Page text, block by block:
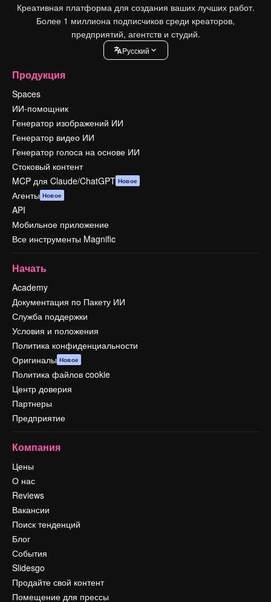
Креативная платформа для создания ваших лучших работ.
Более 1 миллиона подписчиков среди креаторов,
предприятий, агентств и студий.
Pусский
Продукция
Spaces
ИИ-помощник
Генератор изображений ИИ
Генератор видео ИИ
Генератор голоса на основе ИИ
Стоковый контент
MCP для Claude/ChatGPT Новое
Агенты Новое
API
Мобильное приложение
Все инструменты Magnific
Начать
Academy
Документация по Пакету ИИ
Служба поддержки
Условия и положения
Политика конфиденциальности
Оригиналы Новое
Политика файлов cookie
Центр доверия
Партнеры
Предприятие
Компания
Цены
О нас
Reviews
Вакансии
Поиск тенденций
Блог
События
Slidesgo
Продайте свой контент
Помещение для прессы